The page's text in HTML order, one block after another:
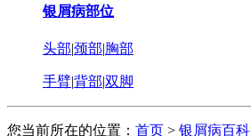
银屑病部位
头部|颈部|胸部
手臂|背部|双脚
您当前所在的位置： 首页 > 银屑病百科